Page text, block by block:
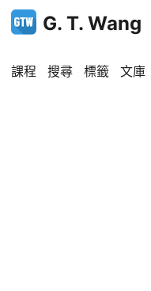
G. T. Wang
課程 搜尋 標籤 文庫